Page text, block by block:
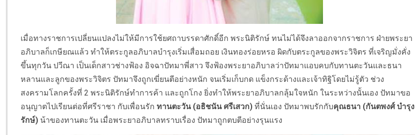
เมื่อทางราชการเปลี่ยนแปลงไม่ให้มีการใช้ยศถาบรรดาศักดิ์อีก พระนิติรักษ์ ทนไม่ได้จึงลาออกจากราชการ ฝ่ายพระยา
อภิบาลก็เกษียณแล้ว ทำให้ตระกูลอภิบาลบำรุงเริ่มเสื่อมถอย เงินทองร่อยหรอ ผิดกับตระกูลของพระวิจิตร ที่เจริญมั่งคั่ง
ขึ้นทุกวัน ปวีณา เป็นเด็กสาวช่างฟ้อง อิจฉาปัทมาพี่สาว จึงฟ้องพระยาอภิบาลว่าปัทมาแอบคบกับทานตะวันและธนา
หลานและลูกของพระวิจิตร ปัทมาจึงถูกเฆี่ยนตีอย่างหนัก จนเริ่มเก็บกด แข็งกระด้างและเจ้าทิฐิโดยไม่รู้ตัว ช่วง
สงครามโลกครั้งที่ 2 พระนิติรักษ์ทำการค้า และถูกโกง ยิ่งทำให้พระยาอภิบาลกลุ้มใจหนัก ในระหว่างนั้นเอง ปัทมาขอ
อนุญาตไปเรียนต่อที่ศรีราชา กับเพื่อนรัก ทานตะวัน (อธิชนัน ศรีเสวก) ที่นั่นเอง ปัทมาพบรักกับคุณธนา (กันตพงศ์ บำรุง
รักษ์) น้าของทานตะวัน เมื่อพระยาอภิบาลทราบเรื่อง ปัทมาถูกตบตีอย่างรุนแรง